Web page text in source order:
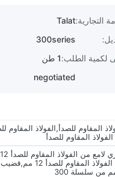
Talat
300series
الطلب:1 طن
negotiated
للصدأ,الفولاذ المقاوم
المقاوم للصدأ
قضيب دائري لامع من
معدني من الفولاذ المقاوم للصدأ